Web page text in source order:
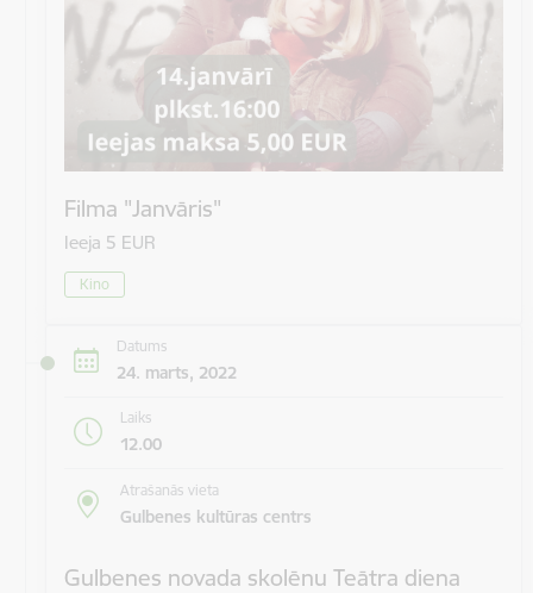
Filma "Janvāris"
Ieeja 5 EUR
Kino
Datums
24. marts, 2022
Laiks
12.00
Atrašanās vieta
Gulbenes kultūras centrs
Gulbenes novada skolēnu Teātra diena